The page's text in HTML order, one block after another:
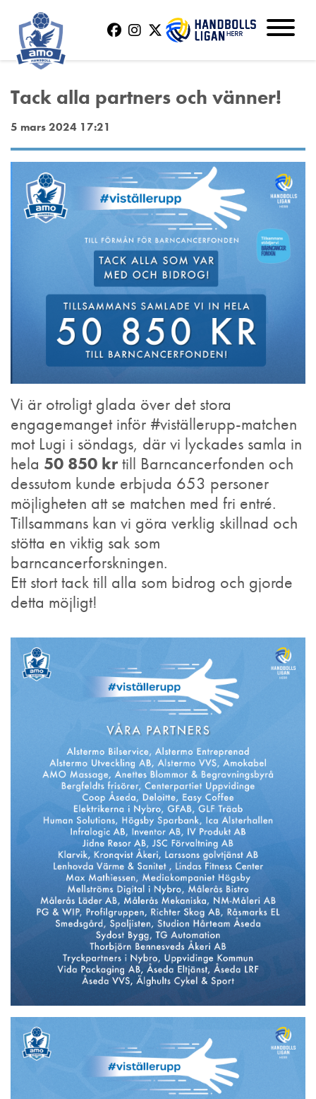
Tack alla partners och vänner!
5 mars 2024 17:21
Vi är otroligt glada över det stora
engagemanget inför #viställerupp-matchen
mot Lugi i söndags, där vi lyckades samla in
hela 50 850 krtill Barncancerfonden och
dessutom kunde erbjuda 653 personer
möjligheten att se matchen med fri entré.
Tillsammans kan vi göra verklig skillnad och
stötta en viktig sak som
barncancerforskningen.
Ett stort tack till alla som bidrog och gjorde
detta möjligt!